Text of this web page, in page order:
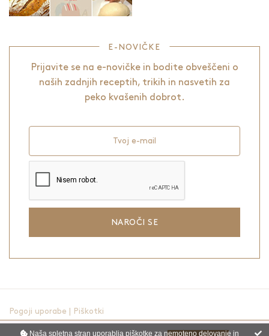
E-NOVIČKE
Prijavite se na e-novičke in bodite obveščeni o
naših zadnjih receptih, trikih in nasvetih za
peko kvašenih dobrot.
Tvoj e-mail
NAROČI SE
Pogoji uporabe Piškotki
Naša spletna stran uporablja piškotke za nemoteno delovanje in